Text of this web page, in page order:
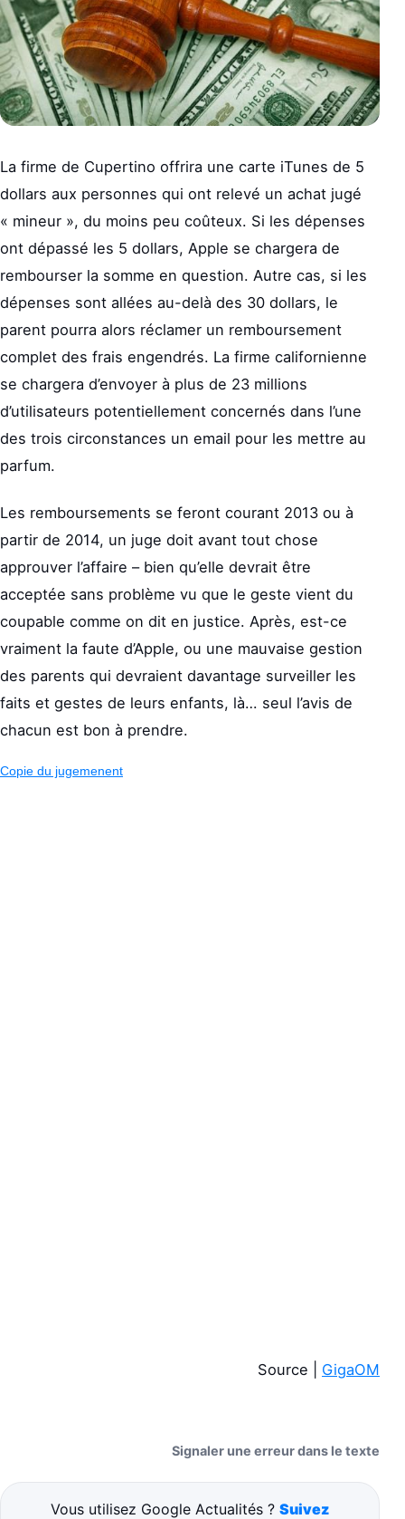
La firme de Cupertino offrira une carte iTunes de 5
dollars aux personnes qui ont relevé un achat jugé
« mineur », du moins peu coûteux. Si les dépenses
ont dépassé les 5 dollars, Apple se chargera de
rembourser la somme en question. Autre cas, si les
dépenses sont allées au-delà des 30 dollars, le
parent pourra alors réclamer un remboursement
complet des frais engendrés. La firme californienne
se chargera d’envoyer à plus de 23 millions
d’utilisateurs potentiellement concernés dans l’une
des trois circonstances un email pour les mettre au
parfum.
Les remboursements se feront courant 2013 ou à
partir de 2014, un juge doit avant tout chose
approuver l’affaire – bien qu’elle devrait être
acceptée sans problème vu que le geste vient du
coupable comme on dit en justice. Après, est-ce
vraiment la faute d’Apple, ou une mauvaise gestion
des parents qui devraient davantage surveiller les
faits et gestes de leurs enfants, là… seul l’avis de
chacun est bon à prendre.
Copie du jugemenent
Source | GigaOM
Signaler une erreur dans le texte
Vous utilisez Google Actualités ? Suivez